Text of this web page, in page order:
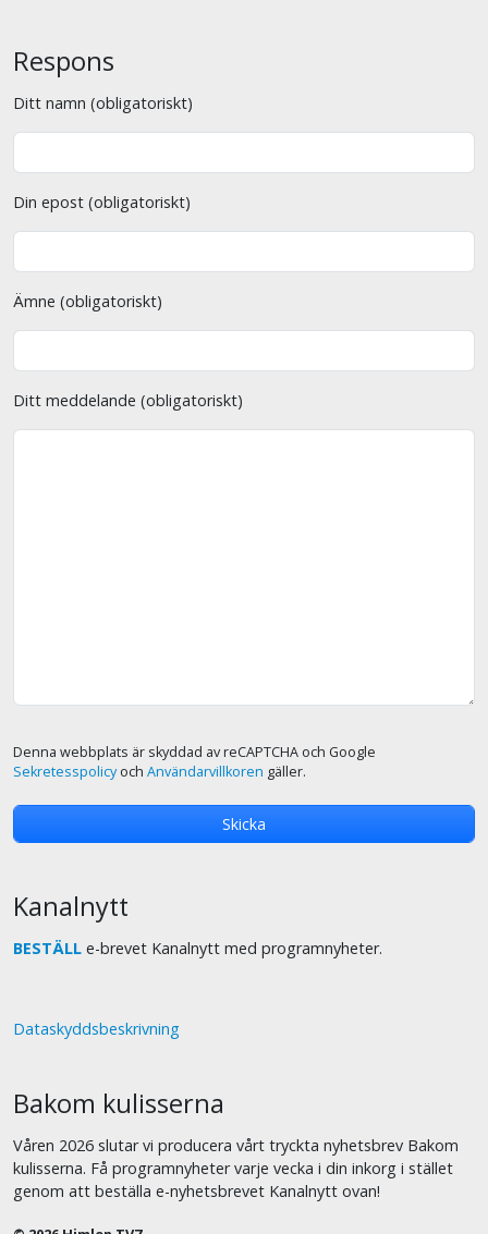
Respons
Ditt namn (obligatoriskt)
Din epost (obligatoriskt)
Ämne (obligatoriskt)
Ditt meddelande (obligatoriskt)
Denna webbplats är skyddad av reCAPTCHA och Google
Sekretesspolicyoch Användarvillkoren gäller.
Kanalnytt
BESTÄLL e-brevet Kanalnytt med programnyheter.
Dataskyddsbeskrivning
Bakom kulisserna
Våren 2026 slutar vi producera vårt tryckta nyhetsbrev Bakom
kulisserna. Få programnyheter varje vecka i din inkorg i stället
genom att beställa e-nyhetsbrevet Kanalnytt ovan!